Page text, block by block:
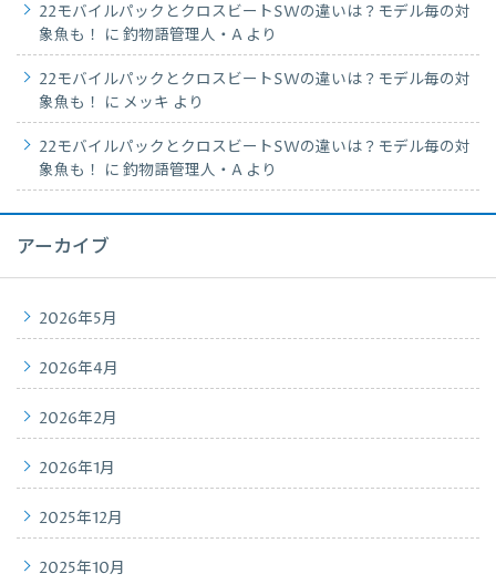
22モバイルパックとクロスビートSWの違いは？モデル毎の対
象魚も！
に 釣物語管理人・A より
22モバイルパックとクロスビートSWの違いは？モデル毎の対
象魚も！
に メッキ より
22モバイルパックとクロスビートSWの違いは？モデル毎の対
象魚も！
に 釣物語管理人・A より
アーカイブ
2026年5月
2026年4月
2026年2月
2026年1月
2025年12月
2025年10月